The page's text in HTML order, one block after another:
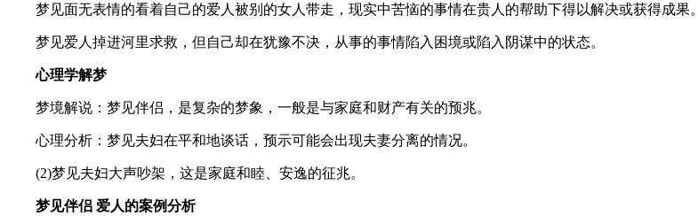
梦见面无表情的看着自己的爱人被别的女人带走，现实中苦恼的事情在贵人的帮助下得以解决或获得成果。
梦见爱人掉进河里求救，但自己却在犹豫不决，从事的事情陷入困境或陷入阴谋中的状态。
心理学解梦
梦境解说：梦见伴侣，是复杂的梦象，一般是与家庭和财产有关的预兆。
心理分析：梦见夫妇在平和地谈话，预示可能会出现夫妻分离的情况。
(2)梦见夫妇大声吵架，这是家庭和睦、安逸的征兆。
梦见伴侣 爱人的案例分析